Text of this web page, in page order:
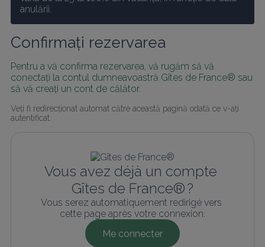
anulării.
Confirmați rezervarea
Pentru a vă confirma rezervarea, vă rugăm să vă
conectați la contul dumneavoastră Gîtes de France® sau
să vă creați un cont de călător.
Veți fi redirecționat automat către această pagină odată ce v-ați
autentificat.
Vous avez déjà un compte
Gîtes de France® ?
Vous serez automatiquement redirigé vers
cette page après votre connexion.
Me connecter